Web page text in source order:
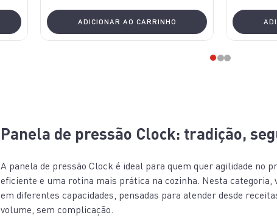
ADICIONAR AO CARRINHO
Panela de pressão Clock: tradição,
A panela de pressão Clock é ideal para quem quer agilidade no
eficiente e uma rotina mais prática na cozinha. Nesta categoria,
em diferentes capacidades, pensadas para atender desde
volume, sem complicação.